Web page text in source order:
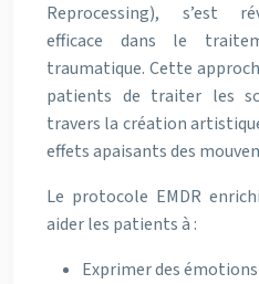
Reprocessing), s’est
efficace dans le
traumatique. Cette
patients de traiter les
travers la création
effets apaisants des
Le protocole EMDR
aider les patients à :
Exprimer des